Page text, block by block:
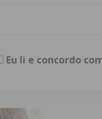
Eu li e concordo